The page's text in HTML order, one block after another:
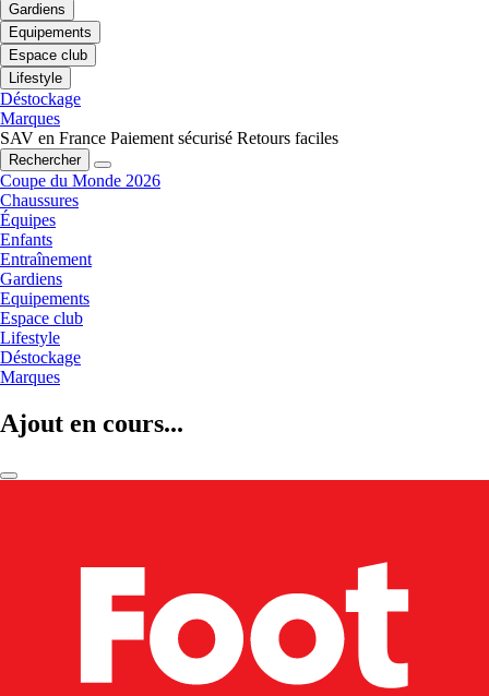
Gardiens
Equipements
Espace club
Lifestyle
Déstockage
Marques
SAV en France Paiement sécurisé Retours faciles
Rechercher
Coupe du Monde 2026
Chaussures
Équipes
Enfants
Entraînement
Gardiens
Equipements
Espace club
Lifestyle
Déstockage
Marques
Ajout en cours...